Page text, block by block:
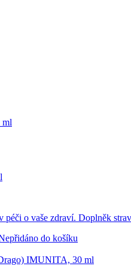
péči o vaše zdraví. Doplněk
do košíku